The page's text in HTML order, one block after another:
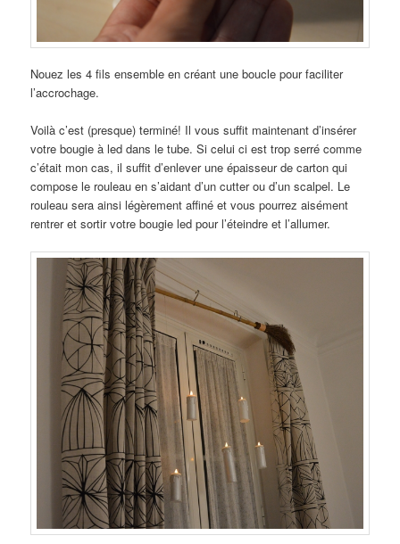
Nouez les 4 fils ensemble en créant une boucle pour faciliter
l’accrochage.
Voilà c’est (presque) terminé! Il vous suffit maintenant d’insérer
votre bougie à led dans le tube. Si celui ci est trop serré comme
c’était mon cas, il suffit d’enlever une épaisseur de carton qui
compose le rouleau en s’aidant d’un cutter ou d’un scalpel. Le
rouleau sera ainsi légèrement affiné et vous pourrez aisément
rentrer et sortir votre bougie led pour l’éteindre et l’allumer.